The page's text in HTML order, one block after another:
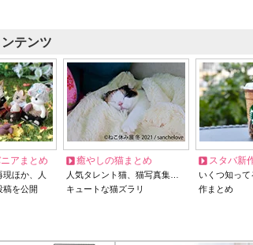
テンツ
アまとめ
現ほか、人
稿を公開
癒やしの猫まとめ
人気タレント猫、猫写真集…
キュートな猫ズラリ
スタバ新
いくつ知っ
作まとめ